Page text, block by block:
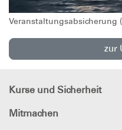
Veranstaltungsabsicherung
zur
Kurse und Sicherheit
Mitmachen